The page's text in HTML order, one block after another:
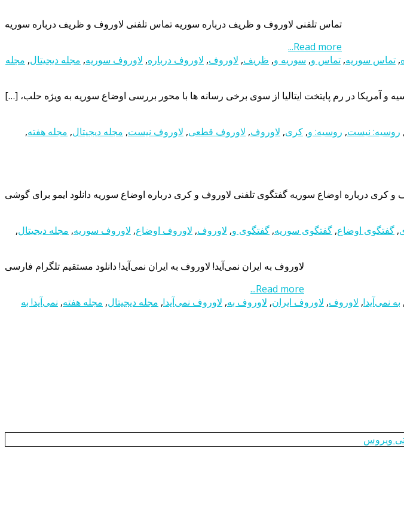
تماس تلفنی لاوروف و ظریف درباره سوریه تماس تلفنی لاوروف و ظریف درباره سوریه
Read more...
, تماس سوریه, تماس و, سوریه و, ظریف, لاوروف, لاوروف درباره, لاوروف سوریه, مجله دیجیتال, مجله
و آمریکا در رم پایتخت ایتالیا از سوی برخی رسانه ها با محور بررسی اوضاع سوریه به ویژه حلب، […]
, روسیه: نیست, روسیه: و, کری, لاوروف, لاوروف قطعی, لاوروف نیست, مجله دیجیتال, مجله هفته,
و کری درباره اوضاع سوریه گفتگوی تلفنی لاوروف و کری درباره اوضاع سوریه دانلود ایمو برای گوشی
, گفتگوی اوضاع, گفتگوی سوریه, گفتگوی و, لاوروف, لاوروف اوضاع, لاوروف سوریه, مجله دیجیتال,
لاوروف به ایران نمی‌آید! لاوروف به ایران نمی‌آید! دانلود مستقیم تلگرام فارسی
Read more...
, به نمی‌آید!, لاوروف, لاوروف ایران, لاوروف به, لاوروف نمی‌آید!, مجله دیجیتال, مجله هفته, نمی‌آید! به
ویروس